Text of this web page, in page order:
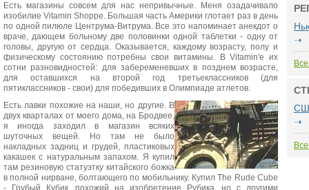
Есть магазины совсем для нас непривычные. Меня озадачивало
изобилие Vitamin Shoppe. Большая часть Америки глотает раз в день
по одной пилюле Центрума-Витрума. Все это напоминает анекдот о
враче, дающем больному две половинки одной таблетки - одну от
головы, другую от сердца. Оказывается, каждому возрасту, полу и
физическому состоянию потребны свои витамины. В Vitamin'e их
сотни разновидностей: для забеременевших в позднем возрасте,
для оставшихся на второй год третьеклассников (для
пятиклассников - свои) для победивших в Олимпиаде атлетов.
Есть лавки похожие на наши, но другие. В
двух кварталах от моего дома, на Бродвее,
я иногда заходил в магазин всяких
шуточных вещей. Но там не было
накладных задниц и грудей, пластиковых
какашек с натуральным запахом. Я купил
там резиновую статуэтку китайского божка
в полной нирване, болтающего по мобильнику. Купил The Rude Cube
- Грубый Кубик, похожий на изобретение Рубика, но с другими